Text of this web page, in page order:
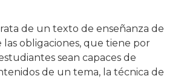
de un texto de enseñanza de
las obligaciones, que tiene por
sean capaces de
de un tema, la técnica de